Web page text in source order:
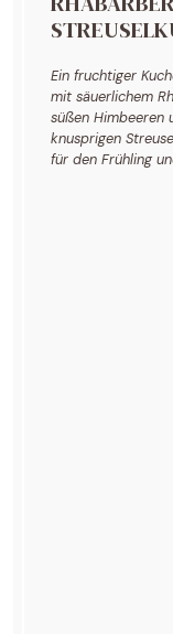
Ein fruchtiger
mit säuerlichem
süßen Himbeeren
knusprigen
für den Frühling